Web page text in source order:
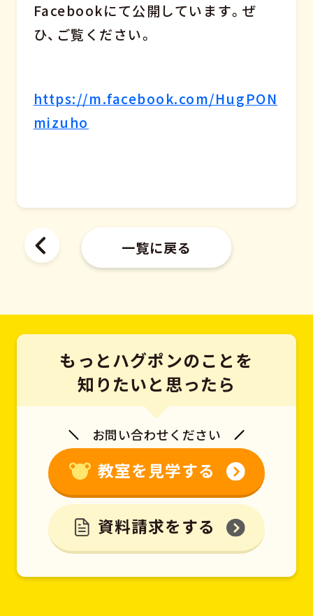
Facebookにて公開しています。ぜ
ひ、ご覧ください。
https://m.facebook.com/HugPON
mizuho
一覧に戻る
もっとハグポンのことを
知りたいと思ったら
お問い合わせください
教室を見学する
資料請求をする